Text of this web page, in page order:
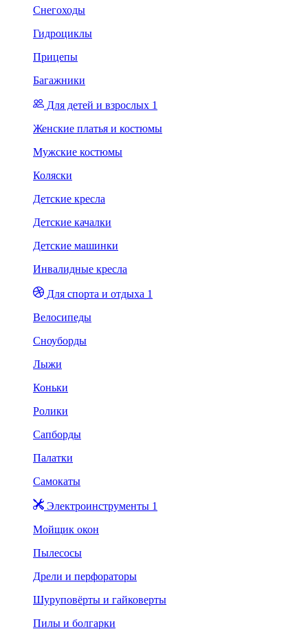
Снегоходы
Гидроциклы
Прицепы
Багажники
Для детей и взрослых 1
Женские платья и костюмы
Мужские костюмы
Коляски
Детские кресла
Детские качалки
Детские машинки
Инвалидные кресла
Для спорта и отдыха 1
Велосипеды
Сноуборды
Лыжи
Коньки
Ролики
Сапборды
Палатки
Самокаты
Электроинструменты 1
Мойщик окон
Пылесосы
Дрели и перфораторы
Шуруповёрты и гайковерты
Пилы и болгарки